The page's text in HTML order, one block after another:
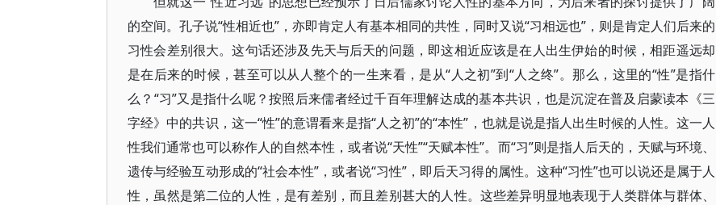
的空间。孔子说“性相近也”，亦即肯定人有基本相同的共性，同时又说“习相远也”，则是肯定人们后来的
习性会差别很大。这句话还涉及先天与后天的问题，即这相近应该是在人出生伊始的时候，相距遥远却
是在后来的时候，甚至可以从人整个的一生来看，是从“人之初”到“人之终”。那么，这里的“性”是指什
么？“习”又是指什么呢？按照后来儒者经过千百年理解达成的基本共识，也是沉淀在普及启蒙读本《三
字经》中的共识，这一“性”的意谓看来是指“人之初”的“本性”，也就是说是指人出生时候的人性。这一人
性我们通常也可以称作人的自然本性，或者说“天性”“天赋本性”。而“习”则是指人后天的，天赋与环境、
遗传与经验互动形成的“社会本性”，或者说“习性”，即后天习得的属性。这种“习性”也可以说还是属于人
性，虽然是第二位的人性，是有差别，而且差别甚大的人性。这些差异明显地表现于人类群体与群体、